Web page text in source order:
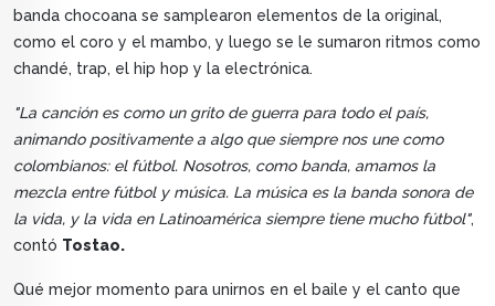
banda chocoana se samplearon elementos de la original,
como el coro y el mambo, y luego se le sumaron ritmos como
chandé, trap, el hip hop y la electrónica.
"La canción es como un grito de guerra para todo el país,
animando positivamente a algo que siempre nos une como
colombianos: el fútbol. Nosotros, como banda, amamos la
mezcla entre fútbol y música. La música es la banda sonora de
la vida, y la vida en Latinoamérica siempre tiene mucho fútbol",
contó Tostao.
Qué mejor momento para unirnos en el baile y el canto que